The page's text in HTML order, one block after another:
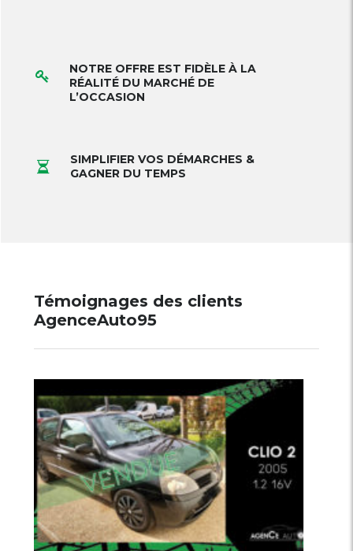
NOTRE OFFRE EST FIDÈLE À LA
RÉALITÉ DU MARCHÉ DE
L’OCCASION
SIMPLIFIER VOS DÉMARCHES &
GAGNER DU TEMPS
Témoignages des clients
AgenceAuto95